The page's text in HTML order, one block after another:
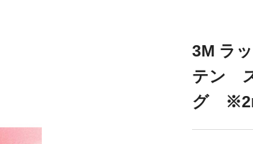
3M ラ
テン
グ